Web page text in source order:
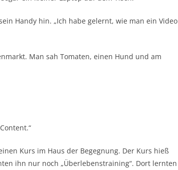
Handy hin. „Ich habe gelernt, wie man ein Video
Man sah Tomaten, einen Hund und am
Kurs im Haus der Begegnung. Der Kurs hieß
ihn nur noch „Überlebenstraining“. Dort lernten